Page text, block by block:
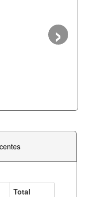
›
Total